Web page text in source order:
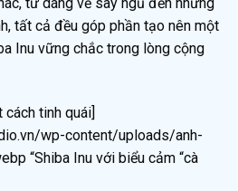
tất cả đều góp phần tạo nên một
Inu vững chắc trong lòng cộng
tinh quái]
wp-content/uploads/anh-
“Shiba Inu với biểu cảm “cà